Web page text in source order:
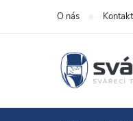
Přejít na obsahO nás